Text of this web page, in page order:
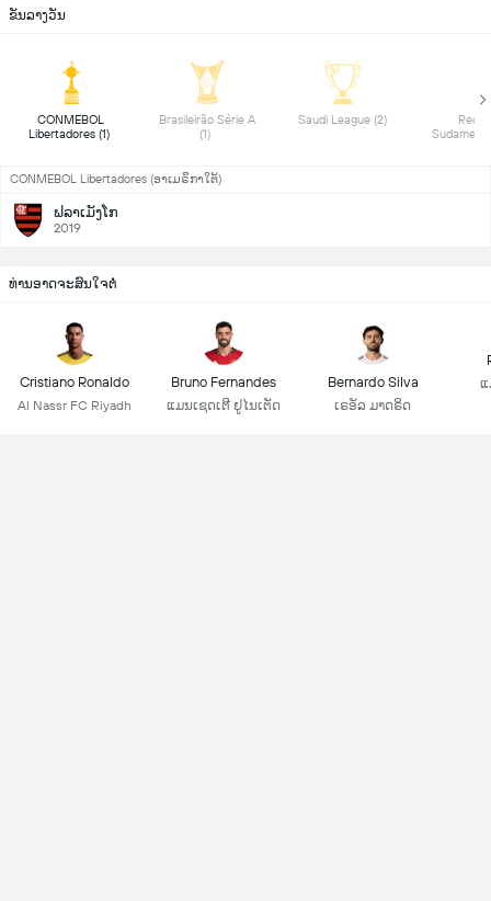
ຂັນລາງວັນ
CONMEBOL
Brasileirão Série A
CONMEBOL Libertadores (ອາເມຣິກາໃຕ້)
ຟລາເມັງໂກ
2019
ທ່ານອາດຈະສົນໃຈຕໍ່
Cristiano Ronaldo
Al Nassr FC Riyadh
Bruno Fernandes
ແມນເຊດເຕີ ຢູໄນເຕັດ
Bernardo Silva
ເຣອັລ ມາດຣິດ
ແ